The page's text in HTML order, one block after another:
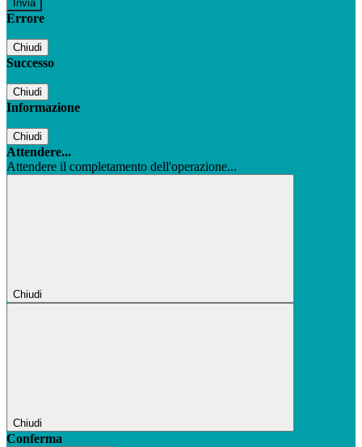
Errore
Chiudi
Successo
Chiudi
Informazione
Chiudi
Attendere...
Attendere il completamento dell'operazione...
Chiudi
Chiudi
Conferma